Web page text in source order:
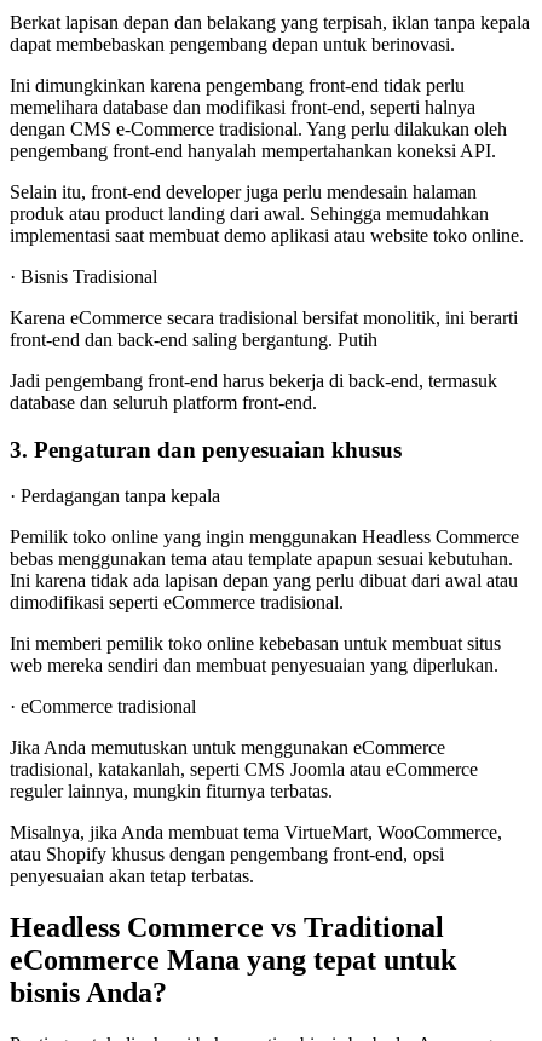
Berkat lapisan depan dan belakang yang terpisah, iklan tanpa kepala
dapat membebaskan pengembang depan untuk berinovasi.
Ini dimungkinkan karena pengembang front-end tidak perlu
memelihara database dan modifikasi front-end, seperti halnya
dengan CMS e-Commerce tradisional. Yang perlu dilakukan oleh
pengembang front-end hanyalah mempertahankan koneksi API.
Selain itu, front-end developer juga perlu mendesain halaman
produk atau product landing dari awal. Sehingga memudahkan
implementasi saat membuat demo aplikasi atau website toko online.
· Bisnis Tradisional
Karena eCommerce secara tradisional bersifat monolitik, ini berarti
front-end dan back-end saling bergantung. Putih
Jadi pengembang front-end harus bekerja di back-end, termasuk
database dan seluruh platform front-end.
3. Pengaturan dan penyesuaian khusus
· Perdagangan tanpa kepala
Pemilik toko online yang ingin menggunakan Headless Commerce
bebas menggunakan tema atau template apapun sesuai kebutuhan.
Ini karena tidak ada lapisan depan yang perlu dibuat dari awal atau
dimodifikasi seperti eCommerce tradisional.
Ini memberi pemilik toko online kebebasan untuk membuat situs
web mereka sendiri dan membuat penyesuaian yang diperlukan.
· eCommerce tradisional
Jika Anda memutuskan untuk menggunakan eCommerce
tradisional, katakanlah, seperti CMS Joomla atau eCommerce
reguler lainnya, mungkin fiturnya terbatas.
Misalnya, jika Anda membuat tema VirtueMart, WooCommerce,
atau Shopify khusus dengan pengembang front-end, opsi
penyesuaian akan tetap terbatas.
Headless Commerce vs Traditional
eCommerce Mana yang tepat untuk
bisnis Anda?